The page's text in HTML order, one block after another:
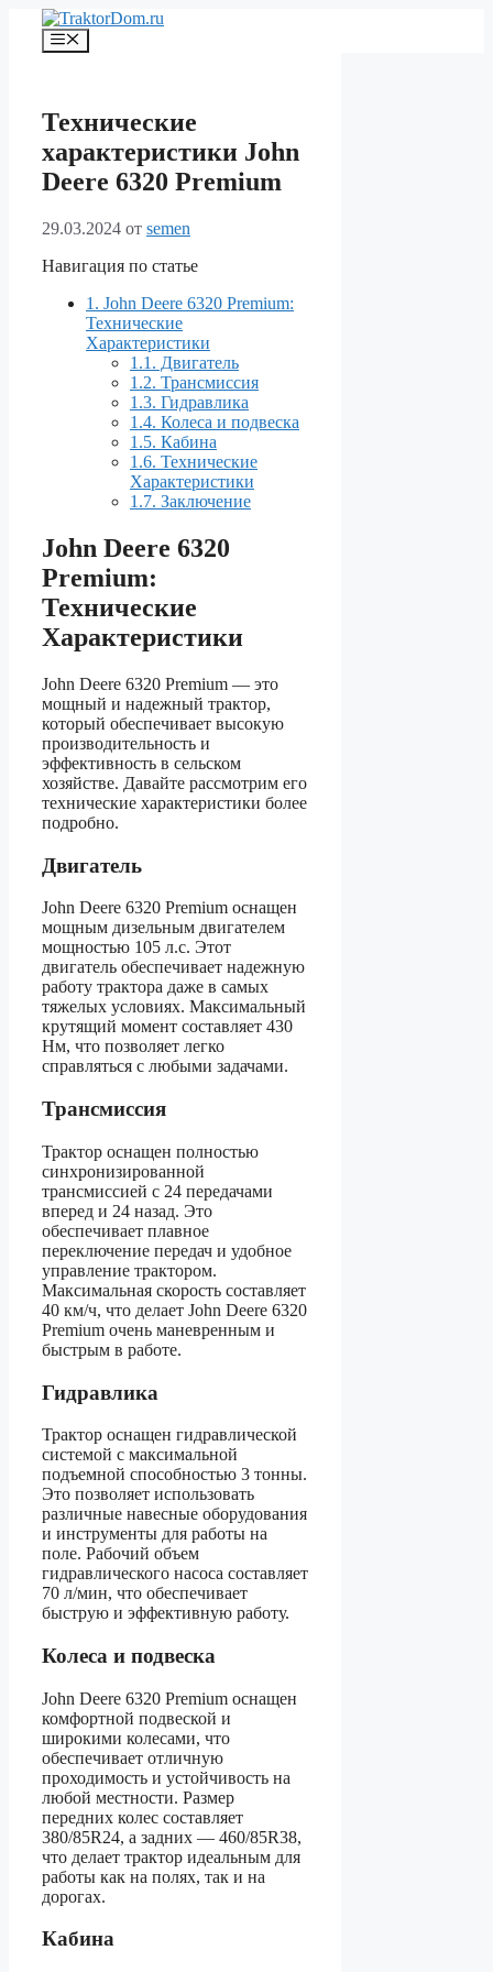
Перейти
содержимому
Меню
Технические
характеристики John
Deere 6320 Premium
29.03.2024 от semen
Навигация по статье
1. John Deere 6320 Premium:
Технические
Характеристики
1.1. Двигатель
1.2. Трансмиссия
1.3. Гидравлика
1.4. Колеса и подвеска
1.5. Кабина
1.6. Технические
Характеристики
1.7. Заключение
John Deere 6320
Premium:
Технические
Характеристики
John Deere 6320 Premium — это
мощный и надежный трактор,
который обеспечивает высокую
производительность и
эффективность в сельском
хозяйстве. Давайте рассмотрим его
технические характеристики более
подробно.
Двигатель
John Deere 6320 Premium оснащен
мощным дизельным двигателем
мощностью 105 л.с. Этот
двигатель обеспечивает надежную
работу трактора даже в самых
тяжелых условиях. Максимальный
крутящий момент составляет 430
Нм, что позволяет легко
справляться с любыми задачами.
Трансмиссия
Трактор оснащен полностью
синхронизированной
трансмиссией с 24 передачами
вперед и 24 назад. Это
обеспечивает плавное
переключение передач и удобное
управление трактором.
Максимальная скорость составляет
40 км/ч, что делает John Deere 6320
Premium очень маневренным и
быстрым в работе.
Гидравлика
Трактор оснащен гидравлической
системой с максимальной
подъемной способностью 3 тонны.
Это позволяет использовать
различные навесные оборудования
и инструменты для работы на
поле. Рабочий объем
гидравлического насоса составляет
70 л/мин, что обеспечивает
быструю и эффективную работу.
Колеса и подвеска
John Deere 6320 Premium оснащен
комфортной подвеской и
широкими колесами, что
обеспечивает отличную
проходимость и устойчивость на
любой местности. Размер
передних колес составляет
380/85R24, а задних — 460/85R38,
что делает трактор идеальным для
работы как на полях, так и на
дорогах.
Кабина